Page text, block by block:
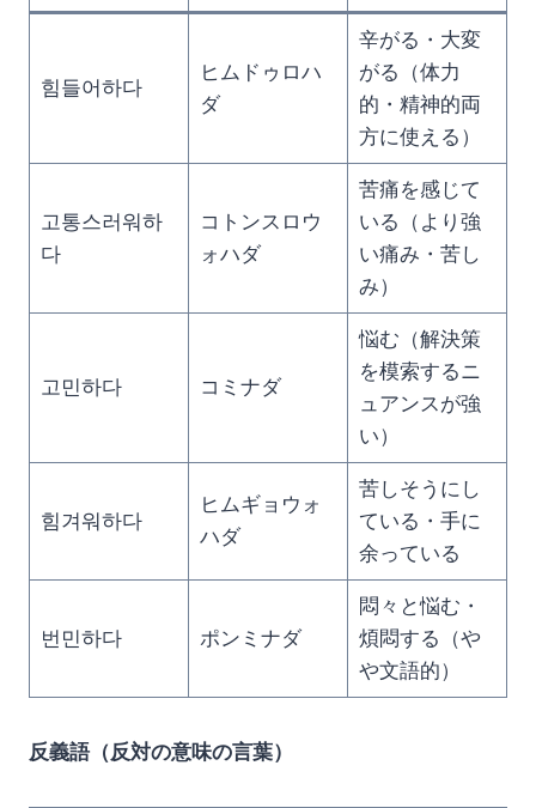
힘들어하다
ヒムドゥロハ
ダ
辛がる・大変
がる（体力
的・精神的両
方に使える）
고통스러워하
다
コトンスロウ
ォハダ
苦痛を感じて
いる（より強
い痛み・苦し
み）
고민하다 コミナダ
悩む（解決策
を模索するニ
ュアンスが強
い）
힘겨워하다
ヒムギョウォ
ハダ
苦しそうにし
ている・手に
余っている
번민하다 ポンミナダ
悶々と悩む・
煩悶する（や
や文語的）
反義語（反対の意味の言葉）